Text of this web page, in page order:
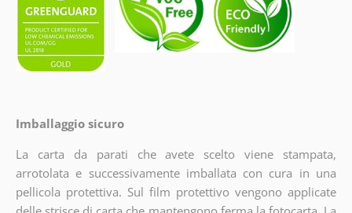
Imballaggio sicuro
La carta da parati che avete scelto viene stampata,
arrotolata e successivamente imballata con cura in una
pellicola protettiva. Sul film protettivo vengono applicate